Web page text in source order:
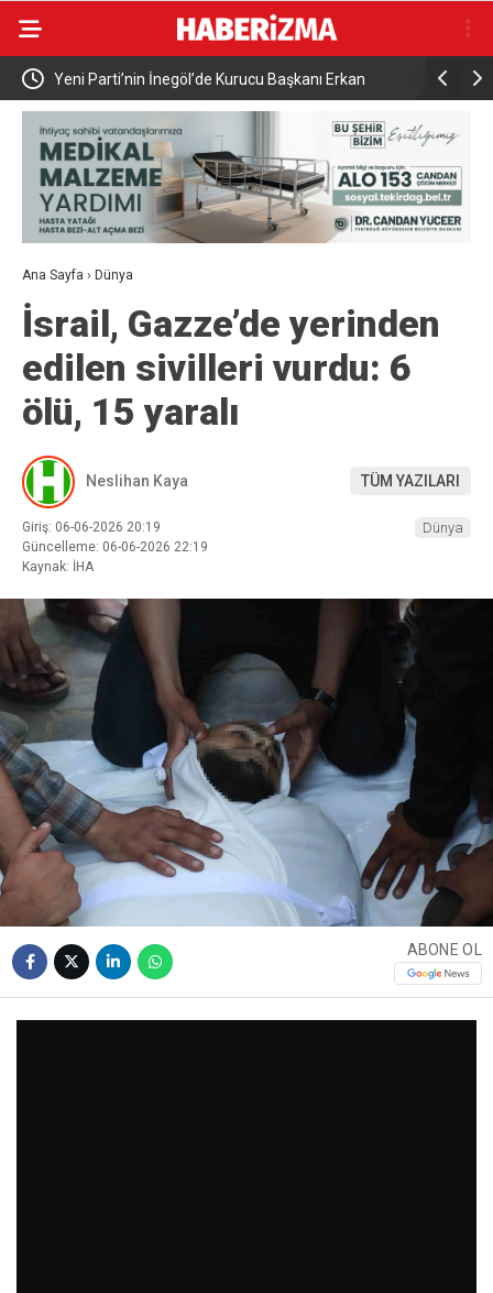
İş Yeni Parti’nin İnegöl’de Kurucu Başkanı Erkan
Dönmez Oldu.
Elektrikli
yaralandı
Ana Sayfa › Dünya
İsrail, Gazze’de yerinden
edilen sivilleri vurdu: 6
ölü, 15 yaralı
Neslihan Kaya TÜM YAZILARI
Giriş: 06-06-2026 20:19
Güncelleme: 06-06-2026 22:19
Kaynak: İHA
Dünya
ABONE OL